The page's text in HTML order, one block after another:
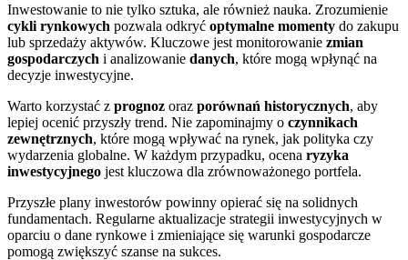
Inwestowanie to nie tylko sztuka, ale również nauka. Zrozumienie
cykli rynkowych pozwala odkryć optymalne momenty do zakupu
lub sprzedaży aktywów. Kluczowe jest monitorowanie zmian
gospodarczych i analizowanie danych, które mogą wpłynąć na
decyzje inwestycyjne.
Warto korzystać z prognoz oraz porównań historycznych, aby
lepiej ocenić przyszły trend. Nie zapominajmy o czynnikach
zewnętrznych, które mogą wpływać na rynek, jak polityka czy
wydarzenia globalne. W każdym przypadku, ocena ryzyka
inwestycyjnego jest kluczowa dla zrównoważonego portfela.
Przyszłe plany inwestorów powinny opierać się na solidnych
fundamentach. Regularne aktualizacje strategii inwestycyjnych w
oparciu o dane rynkowe i zmieniające się warunki gospodarcze
pomogą zwiększyć szanse na sukces.